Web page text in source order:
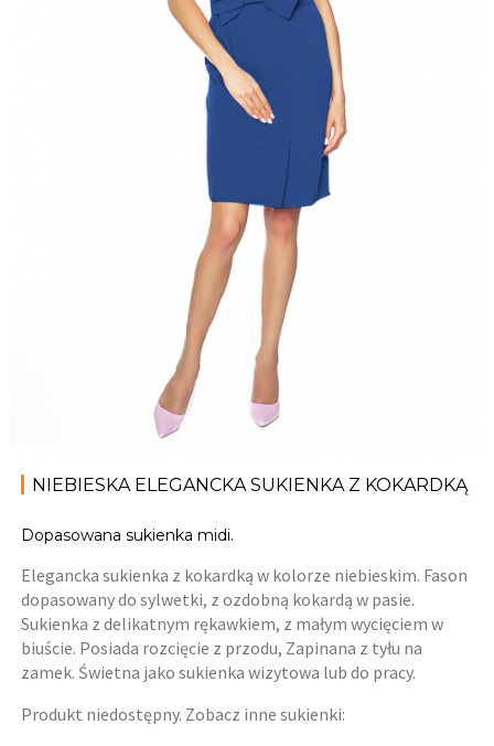
NIEBIESKA ELEGANCKA SUKIENKA Z KOKARDKĄ
Dopasowana sukienka midi.
Elegancka sukienka z kokardką w kolorze niebieskim. Fason
dopasowany do sylwetki, z ozdobną kokardą w pasie.
Sukienka z delikatnym rękawkiem, z małym wycięciem w
biuście. Posiada rozcięcie z przodu, Zapinana z tyłu na
zamek. Świetna jako sukienka wizytowa lub do pracy.
Produkt niedostępny. Zobacz inne sukienki: